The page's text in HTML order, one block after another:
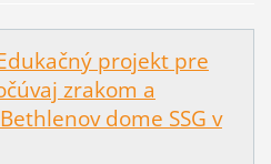
projekt pre
zrakom a
dome SSG v